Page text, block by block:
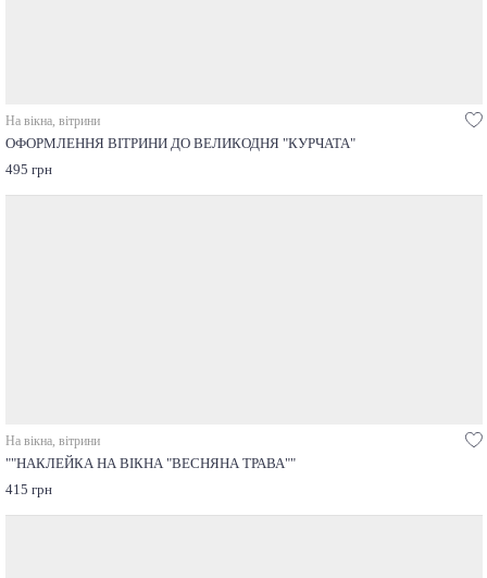
На вікна, вітрини
ОФОРМЛЕННЯ ВІТРИНИ ДО ВЕЛИКОДНЯ "КУРЧАТА"
495 грн
На вікна, вітрини
""НАКЛЕЙКА НА ВІКНА "ВЕСНЯНА ТРАВА""
415 грн